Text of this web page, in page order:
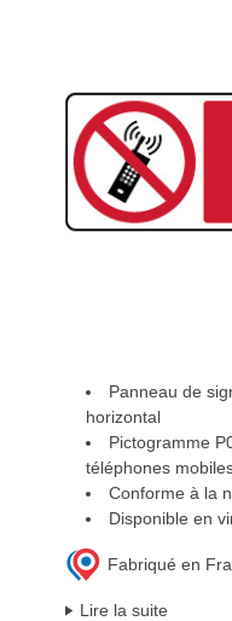
Panneau de
horizontal
Pictogramme
téléphones
Conforme à la
Disponible en
Fabriqué en
Lire la suite